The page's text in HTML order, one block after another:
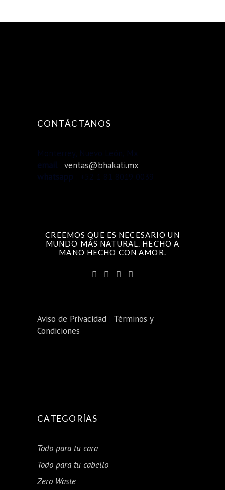
CONTÁCTANOS
Monterrey, Nuevo León, Mx
email
ventas@bhakati.mx
whatsapp : +52 1 81 8019 0039
CREEMOS QUE ES NECESARIO UN
MUNDO MÁS NATURAL. HECHO A
MANO HECHO CON AMOR.
Aviso de Privacidad | Términos y
Condiciones
CATEGORÍAS
Todo para tu cara
Todo para tu cabello
Zero Waste